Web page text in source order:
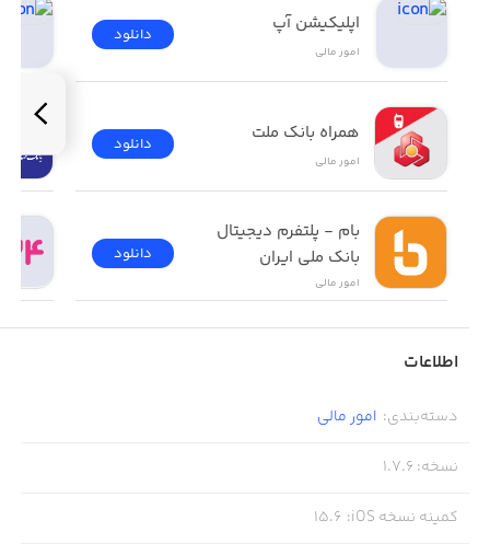
اپلیکیشن آپ
امور ‌مالی
دانلود
همراه بانک ملت
امور ‌مالی
دانلود
بانک ملی ایران
امور ‌مالی
دانلود
اطلاعات
دسته‌بندی: امور ‌مالی
نسخه:
1.7.6
کمینه نسخه iOS :
15.6